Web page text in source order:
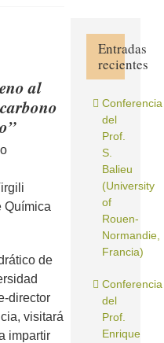
al
Química
de
director
visitará
impartir
Entradas
recientes
Conferencia
del
Prof.
S.
Balieu
(University
of
Rouen-
Normandie,
Francia)
Conferencia
del
Prof.
Enrique